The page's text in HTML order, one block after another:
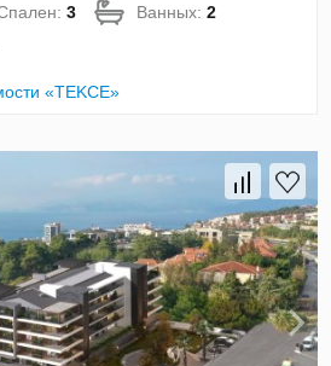
3 Ванных:2
«TEKCE»